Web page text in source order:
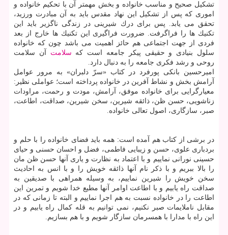
تشكیل صحیح و مناسب خانواده و بخش مهمتر آن با تحكیم خانواده و
اموری كه پس از تشكیل این نهاد مقدس باید به آن مبادرت ورزید،
تحقق می یابد. پس برای درك شیرینی در زندگی ناگزیر باید این
تكنیك ها را فراگرفت. ضرورت فراگیری این تكنیك ها خارج از بعد
فردی از جهت اجتماعی هم حائز اهمیت می باشد چون كه خانواده
سلول بنیادی و حقیقی پیكر جامعه است كه سلامت آن سلامت
روحی و رشد فكری جامعه را به دنبال دارد.
امیرحسین بانكی پورفرد در كتاب «سرّ دلبران» به مرور عوامل
آرامش بخش و نشاط آفرین در خانواده پرداخته است؛ عواملی نظیر:
معیارگرایی برای خانواده موفق، آرامش، مودت و رحمت، مراودات
زناشویی، حسن ظن، ذائقه شیرین، سخن شیرین، صداقت، اطاعت،
صبر، سازگاری، اصول تعالی خانواده.
در برشی از كتاب هم آمده است: همه باید فضای خانواده را با حلم و
بردباری علوی، حسن و زیبایی فاطمی، فضل و احسان حسنی و حیای
حسینی نورانی نماییم و با اعتماد به نظارت و یاری آنها حسن ظن مان
را بالا ببریم و با ذكر نام آنها ذائقه خویش را و با انس به احادیث
سخن خویش را شیرین نماییم، به وسیله همراهی با صدیقین به
صداقت راه یابیم و با اطاعت اوامر آنها مطیع خدا شویم و تمرین این
اطاعت را در خانواده نسبت به هم اجرا نماییم و البته تا زمانی كه در
مقابل ناملایمات صبر نكنیم، نمی توانیم به قله كمال راه یابیم و در
این راه با مدارا با همسرمان سازگار شویم و با هم بسازیم.